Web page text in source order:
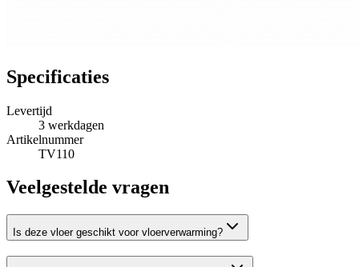
Specificaties
Levertijd
3 werkdagen
Artikelnummer
TV110
Veelgestelde vragen
Is deze vloer geschikt voor vloerverwarming?